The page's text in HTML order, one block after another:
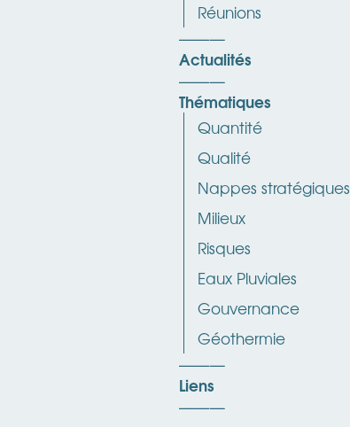
Réunions
Actualités
Thématiques
Quantité
Qualité
Nappes stratégiques
Milieux
Risques
Eaux Pluviales
Gouvernance
Géothermie
Liens